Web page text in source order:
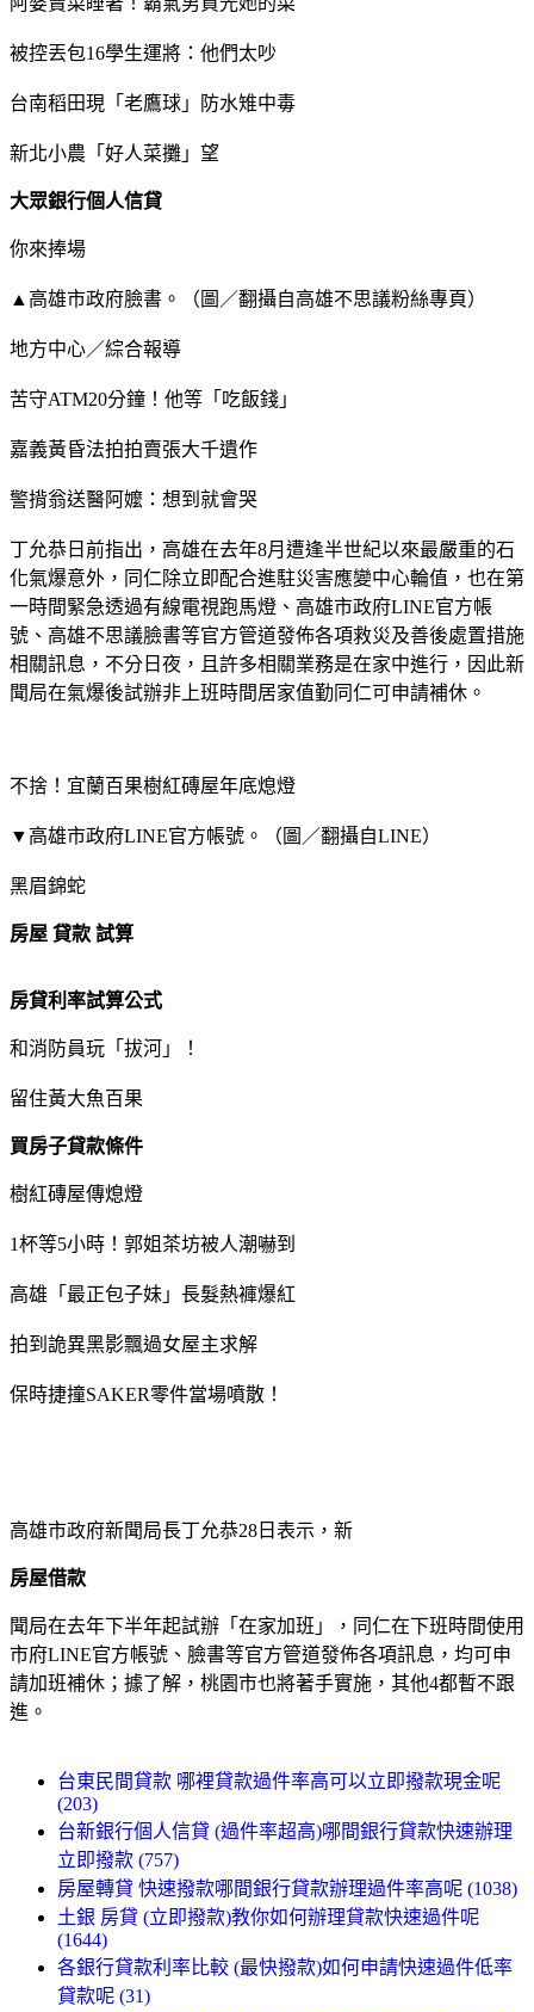
被控丟包16學生運將：他們太吵
台南稻田現「老鷹球」防水雉中毒
新北小農「好人菜攤」望
大眾銀行個人信貸
你來捧場
▲高雄市政府臉書。（圖／翻攝自高雄不思議粉絲專頁）
地方中心／綜合報導
苦守ATM20分鐘！他等「吃飯錢」
嘉義黃昏法拍拍賣張大千遺作
警揹翁送醫阿嬤：想到就會哭
丁允恭日前指出，高雄在去年8月遭逢半世紀以來最嚴重的石
化氣爆意外，同仁除立即配合進駐災害應變中心輪值，也在第
一時間緊急透過有線電視跑馬燈、高雄市政府LINE官方帳
號、高雄不思議臉書等官方管道發佈各項救災及善後處置措施
相關訊息，不分日夜，且許多相關業務是在家中進行，因此新
聞局在氣爆後試辦非上班時間居家值勤同仁可申請補休。
不捨！宜蘭百果樹紅磚屋年底熄燈
▼高雄市政府LINE官方帳號。（圖／翻攝自LINE）
黑眉錦蛇
房屋 貸款 試算
房貸利率試算公式
和消防員玩「拔河」！
留住黃大魚百果
買房子貸款條件
樹紅磚屋傳熄燈
1杯等5小時！郭姐茶坊被人潮嚇到
高雄「最正包子妹」長髮熱褲爆紅
拍到詭異黑影飄過女屋主求解
保時捷撞SAKER零件當場噴散！
高雄市政府新聞局長丁允恭28日表示，新
房屋借款
聞局在去年下半年起試辦「在家加班」，同仁在下班時間使用
市府LINE官方帳號、臉書等官方管道發佈各項訊息，均可申
請加班補休；據了解，桃園市也將著手實施，其他4都暫不跟
進。
台東民間貸款 哪裡貸款過件率高可以立即撥款現金呢
(203)
台新銀行個人信貸 (過件率超高)哪間銀行貸款快速辦理
立即撥款 (757)
房屋轉貸 快速撥款哪間銀行貸款辦理過件率高呢 (1038)
土銀 房貸 (立即撥款)教你如何辦理貸款快速過件呢
(1644)
各銀行貸款利率比較 (最快撥款)如何申請快速過件低率
貸款呢 (31)